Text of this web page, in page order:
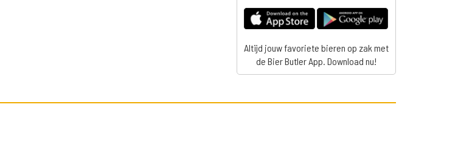
Altijd jouw favoriete bieren op zak met
de Bier Butler App. Download nu!